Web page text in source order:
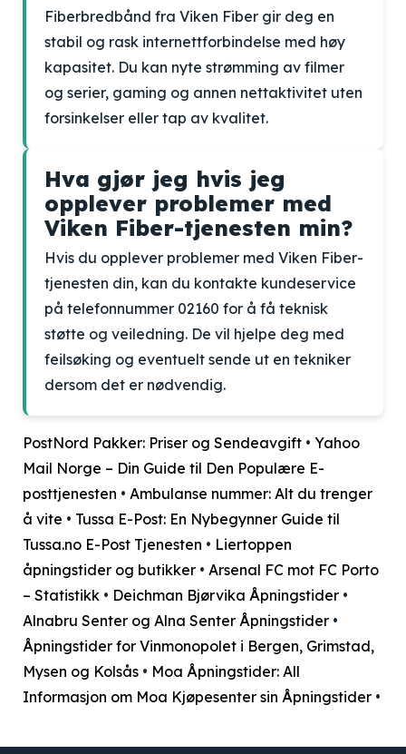
Fiberbredbånd fra Viken Fiber gir deg en
stabil og rask internettforbindelse med høy
kapasitet. Du kan nyte strømming av filmer
og serier, gaming og annen nettaktivitet uten
forsinkelser eller tap av kvalitet.
Hva gjør jeg hvis jeg
opplever problemer med
Viken Fiber-tjenesten min?
Hvis du opplever problemer med Viken Fiber-
tjenesten din, kan du kontakte kundeservice
på telefonnummer 02160 for å få teknisk
støtte og veiledning. De vil hjelpe deg med
feilsøking og eventuelt sende ut en tekniker
dersom det er nødvendig.
PostNord Pakker: Priser og Sendeavgift • Yahoo
Mail Norge – Din Guide til Den Populære E-
posttjenesten • Ambulanse nummer: Alt du trenger
å vite • Tussa E-Post: En Nybegynner Guide til
Tussa.no E-Post Tjenesten • Liertoppen
åpningstider og butikker • Arsenal FC mot FC Porto
– Statistikk • Deichman Bjørvika Åpningstider •
Alnabru Senter og Alna Senter Åpningstider •
Åpningstider for Vinmonopolet i Bergen, Grimstad,
Mysen og Kolsås • Moa Åpningstider: All
Informasjon om Moa Kjøpesenter sin Åpningstider •